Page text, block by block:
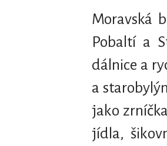
Moravská
Pobaltí a
dálnice a
a
jako
jídla,